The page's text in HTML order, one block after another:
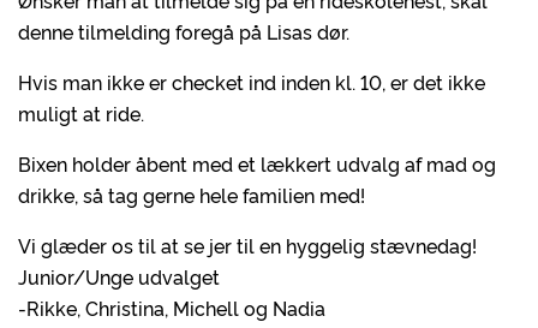
denne tilmelding foregå på Lisas dør.
Hvis man ikke er checket ind inden kl. 10, er det ikke
muligt at ride.
Bixen holder åbent med et lækkert udvalg af mad og
drikke, så tag gerne hele familien med!
Vi glæder os til at se jer til en hyggelig stævnedag!
Junior/Unge udvalget
-Rikke, Christina, Michell og Nadia